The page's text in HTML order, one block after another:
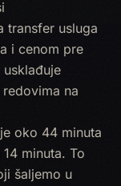
transfer usluga
i cenom pre
na
oko 44 minuta
minuta. To
šaljemo u